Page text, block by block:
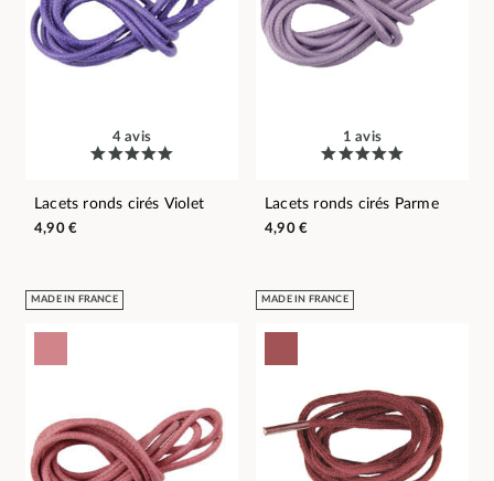
4 avis
Lacets ronds cirés Violet
4,90 €
1 avis
Lacets ronds cirés Parme
4,90 €
MADE IN FRANCE MADE IN FRANCE